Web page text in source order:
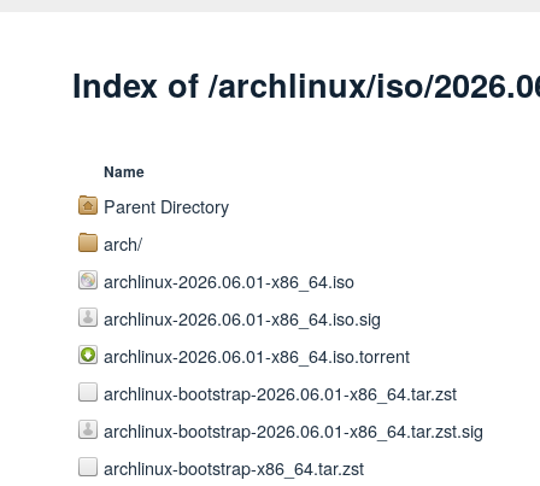
Index of /archlinux/iso/
Name
Parent Directory
arch/
archlinux-2026.06.01-x86_64.iso
archlinux-2026.06.01-x86_64.iso.sig
archlinux-2026.06.01-x86_64.iso.torrent
archlinux-bootstrap-2026.06.01-x86_64.tar.zst
archlinux-bootstrap-2026.06.01-x86_64.tar.zst.sig
archlinux-bootstrap-x86_64.tar.zst